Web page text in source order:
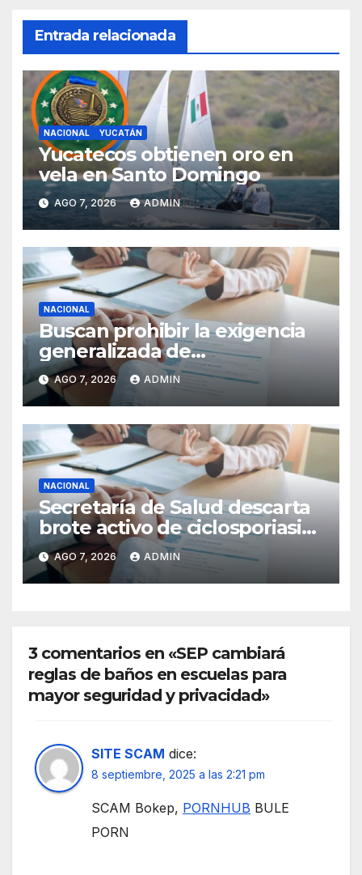
Entrada relacionada
NACIONAL YUCATÁN
Yucatecos obtienen oro en
vela en Santo Domingo
AGO 7, 2026 ADMIN
NACIONAL
Buscan prohibir la exigencia
generalizada de
antecedentes penales para
obtener empleo en México
AGO 7, 2026 ADMIN
NACIONAL
Secretaría de Salud descarta
brote activo de ciclosporiasis
en México y pide tranquilidad
a la población
AGO 7, 2026 ADMIN
3 comentarios en «SEP cambiará
reglas de baños en escuelas para
mayor seguridad y privacidad»
SITE SCAM dice:
8 septiembre, 2025 a las 2:21 pm
SCAM Bokep, PORNHUB BULE
PORN